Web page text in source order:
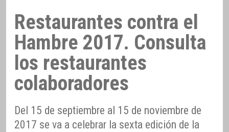
Restaurantes contra el
Hambre 2017. Consulta
los restaurantes
colaboradores
Del 15 de septiembre al 15 de noviembre de
2017 se va a celebrar la sexta edición de la